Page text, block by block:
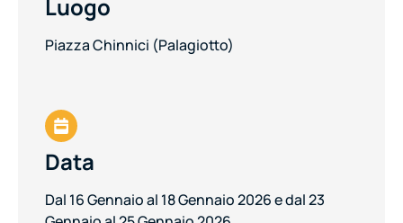
Luogo
Piazza Chinnici (Palagiotto)
Data
Dal 16 Gennaio al 18 Gennaio 2026 e dal 23